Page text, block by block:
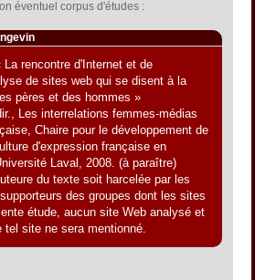
éventuel corpus d'études :
rencontre d'Internet et de
de sites web qui se disent à la
pères et des hommes »
Les interrelations femmes-médias
Chaire pour le développement de
d'expression française en
Laval, 2008. (à paraître)
du texte soit harcelée par les
des groupes dont les sites
étude, aucun site Web analysé et
tel site ne sera mentionné.